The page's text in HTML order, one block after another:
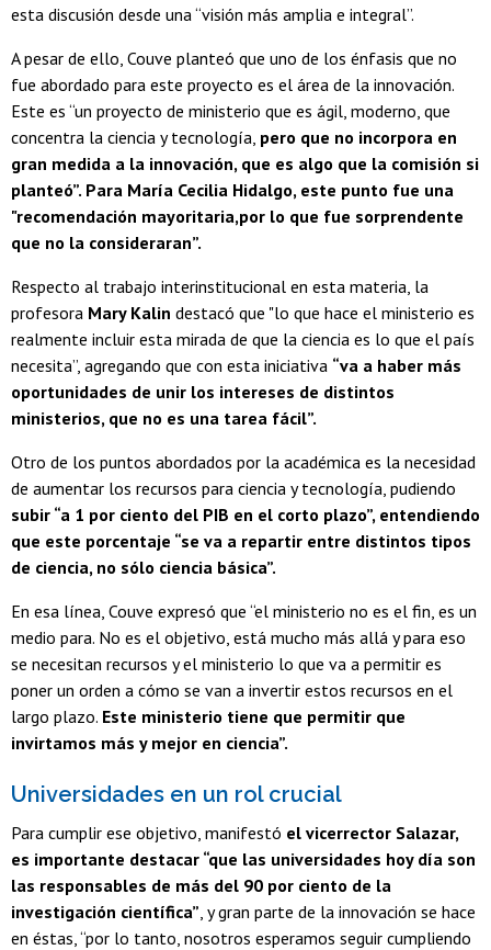
esta discusión desde una “visión más amplia e integral”.
A pesar de ello, Couve planteó que uno de los énfasis que no
fue abordado para este proyecto es el área de la innovación.
Este es “un proyecto de ministerio que es ágil, moderno, que
concentra la ciencia y tecnología, pero que no incorpora en
gran medida a la innovación, que es algo que la comisión si
planteó”. Para María Cecilia Hidalgo, este punto fue una
"recomendación mayoritaria,por lo que fue sorprendente
que no la consideraran”.
Respecto al trabajo interinstitucional en esta materia, la
profesora Mary Kalin destacó que "lo que hace el ministerio es
realmente incluir esta mirada de que la ciencia es lo que el país
necesita”, agregando que con esta iniciativa “va a haber más
oportunidades de unir los intereses de distintos
ministerios, que no es una tarea fácil”.
Otro de los puntos abordados por la académica es la necesidad
de aumentar los recursos para ciencia y tecnología, pudiendo
subir “a 1 por ciento del PIB en el corto plazo”, entendiendo
que este porcentaje “se va a repartir entre distintos tipos
de ciencia, no sólo ciencia básica”.
En esa línea, Couve expresó que “el ministerio no es el fin, es un
medio para. No es el objetivo, está mucho más allá y para eso
se necesitan recursos y el ministerio lo que va a permitir es
poner un orden a cómo se van a invertir estos recursos en el
largo plazo. Este ministerio tiene que permitir que
invirtamos más y mejor en ciencia”.
Universidades en un rol crucial
Para cumplir ese objetivo, manifestó el vicerrector Salazar,
es importante destacar “que las universidades hoy día son
las responsables de más del 90 por ciento de la
investigación científica” , y gran parte de la innovación se hace
en éstas, “por lo tanto, nosotros esperamos seguir cumpliendo